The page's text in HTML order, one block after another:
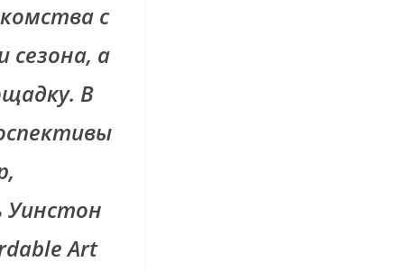
с
а
В
Уинстон
Art